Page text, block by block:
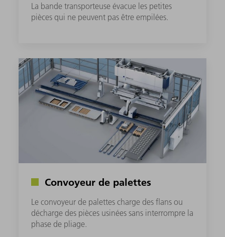
La bande transporteuse évacue les petites
pièces qui ne peuvent pas être empilées.
Convoyeur de palettes
Le convoyeur de palettes charge des flans ou
décharge des pièces usinées sans interrompre la
phase de pliage.